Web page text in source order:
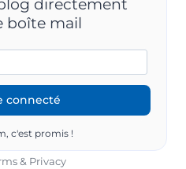
directement
boîte mail
c'est promis !
& Privacy